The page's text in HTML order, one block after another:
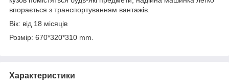
впорається з транспортуванням вантажів.
Вік: від 18 місяців
Розмір: 670*320*310 mm.
Характеристики